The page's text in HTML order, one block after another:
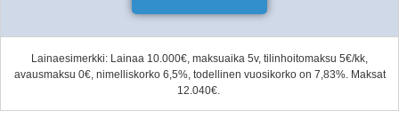
Lainaesimerkki: Lainaa 10.000€, maksuaika 5v, tilinhoitomaksu 5€/kk,
avausmaksu 0€, nimelliskorko 6,5%, todellinen vuosikorko on 7,83%. Maksat
12.040€.